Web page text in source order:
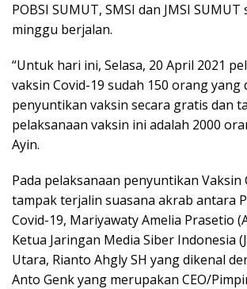
POBSI SUMUT, SMSI dan JMSI
minggu berjalan.
“Untuk hari ini, Selasa, 20 April 2021
vaksin Covid-19 sudah 150 orang yang
penyuntikan vaksin secara gratis dan
pelaksanaan vaksin ini adalah 2000
Ayin.
Pada pelaksanaan penyuntikan Vaksin
tampak terjalin suasana akrab antara
Covid-19, Mariyawaty Amelia Prasetio
Ketua Jaringan Media Siber Indonesia
Utara, Rianto Ahgly SH yang dikenal
Anto Genk yang merupakan CEO/